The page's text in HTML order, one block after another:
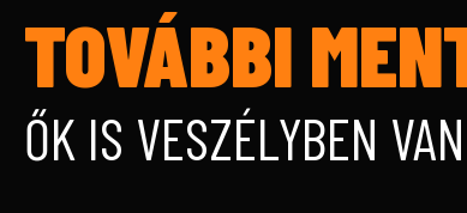
TOVÁBBI
ŐK IS VESZÉLYBEN